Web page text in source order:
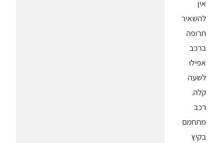
אין
להשאיר
תרופה
ברכב
אפילו
לשעה
קלה.
רכב
מתחמם
בקיץ